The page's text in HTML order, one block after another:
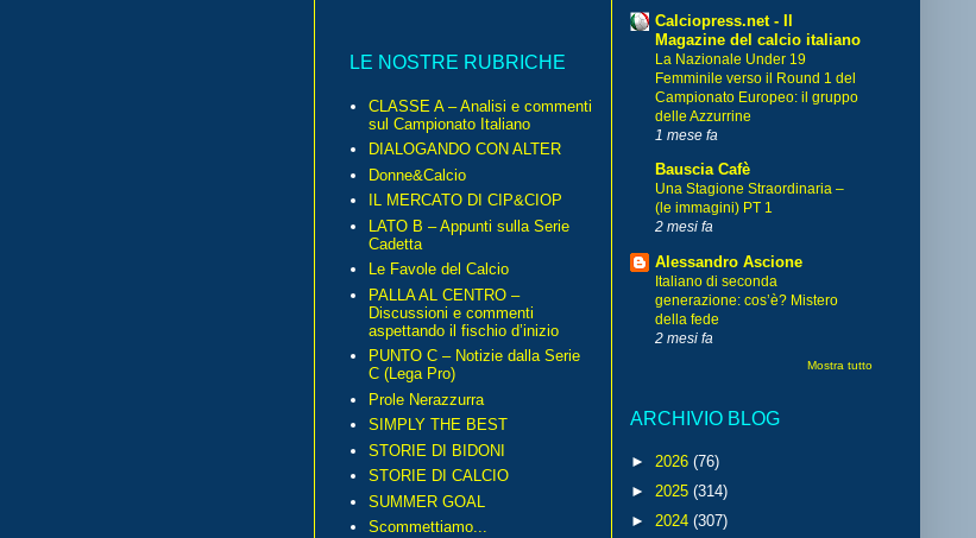
LE NOSTRE RUBRICHE
CLASSE A – Analisi e commenti
sul Campionato Italiano
DIALOGANDO CON ALTER
Donne&Calcio
IL MERCATO DI CIP&CIOP
LATO B – Appunti sulla Serie
Cadetta
Le Favole del Calcio
PALLA AL CENTRO –
Discussioni e commenti
aspettando il fischio d’inizio
PUNTO C – Notizie dalla Serie
C (Lega Pro)
Prole Nerazzurra
SIMPLY THE BEST
STORIE DI BIDONI
STORIE DI CALCIO
SUMMER GOAL
Scommettiamo...
Calciopress.net - Il
Magazine del calcio italiano
La Nazionale Under 19
Femminile verso il Round 1 del
Campionato Europeo: il gruppo
delle Azzurrine
1 mese fa
Bauscia Cafè
Una Stagione Straordinaria –
(le immagini) PT 1
2 mesi fa
Alessandro Ascione
Italiano di seconda
generazione: cos’è? Mistero
della fede
2 mesi fa
Mostra tutto
ARCHIVIO BLOG
► 2026 (76)
► 2025 (314)
► 2024 (307)